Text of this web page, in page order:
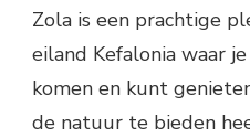
Zola is een prachtige
eiland Kefalonia waar
komen en kunt
de natuur te bieden